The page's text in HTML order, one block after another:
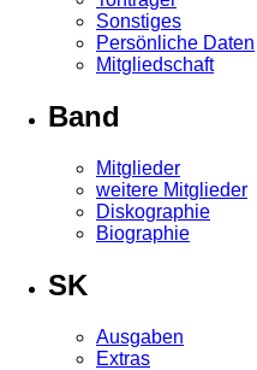
Sonstiges
Persönliche Daten
Mitgliedschaft
Band
Mitglieder
weitere Mitglieder
Diskographie
Biographie
SK
Ausgaben
Extras